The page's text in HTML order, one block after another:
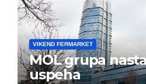
VIKEND FERMARKET
MOL grupa
uspeha